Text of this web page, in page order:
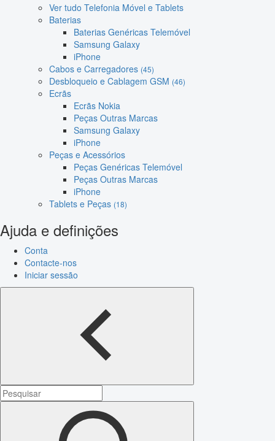
Ver tudo Telefonia Móvel e Tablets
Baterias
Baterias Genéricas Telemóvel
Samsung Galaxy
iPhone
Cabos e Carregadores (45)
Desbloqueio e Cablagem GSM (46)
Ecrãs
Ecrãs Nokia
Peças Outras Marcas
Samsung Galaxy
iPhone
Peças e Acessórios
Peças Genéricas Telemóvel
Peças Outras Marcas
iPhone
Tablets e Peças (18)
Ajuda e definições
Conta
Contacte-nos
Iniciar sessão